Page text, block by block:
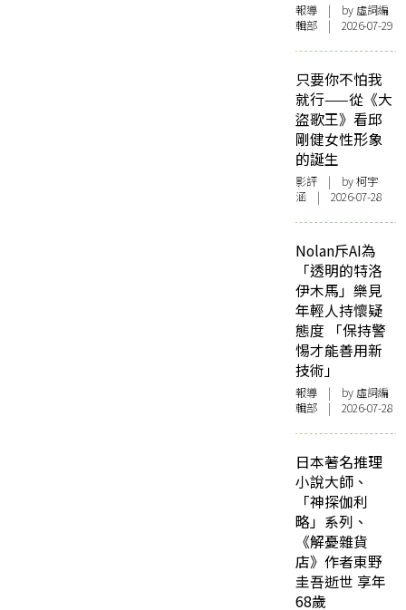
報導 | by 虛詞編
輯部 | 2026-07-29
只要你不怕我
就行——從《大
盜歌王》看邱
剛健女性形象
的誕生
影評 | by 柯宇
涵 | 2026-07-28
Nolan斥AI為
「透明的特洛
伊木馬」樂見
年輕人持懷疑
態度 「保持警
惕才能善用新
技術」
報導 | by 虛詞編
輯部 | 2026-07-28
日本著名推理
小說大師、
「神探伽利
略」系列、
《解憂雜貨
店》作者東野
圭吾逝世 享年
68歲